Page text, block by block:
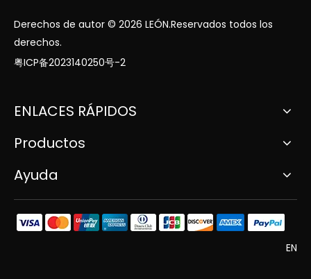
Derechos de autor © 2026 LEÓN.Reservados todos los
derechos.
粤ICP备2023140250号-2
ENLACES RÁPIDOS
Productos
Ayuda
EN